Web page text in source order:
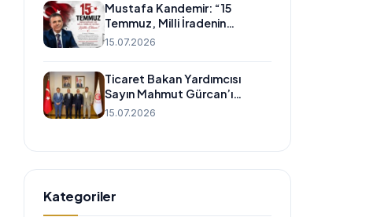
Mustafa Kandemir: “15
Temmuz, Milli İradenin
Zaferidir.”
15.07.2026
Ticaret Bakan Yardımcısı
Sayın Mahmut Gürcan’ı
Ziyaret Ettik
15.07.2026
Kategoriler